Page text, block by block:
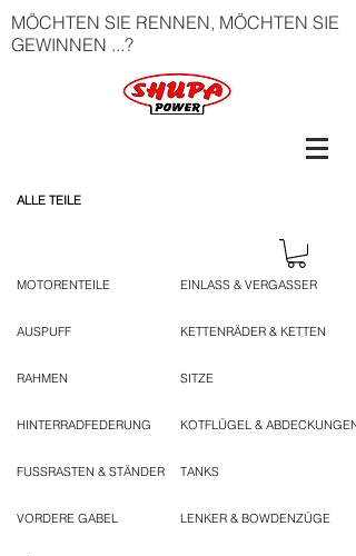
MÖCHTEN SIE RENNEN, MÖCHTEN SIE
GEWINNEN ...?
ALLE TEILE
MOTORENTEILE
AUSPUFF
RAHMEN
HINTERRADFEDERUNG
FUSSRASTEN & STÄNDER
VORDERE GABEL
EINLASS & VERGASSER
KETTENRÄDER & KETTEN
SITZE
KOTFLÜGEL & ABDECKUNGEN
TANKS
LENKER & BOWDENZÜGE